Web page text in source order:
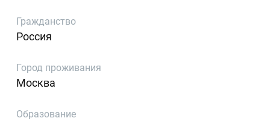
Гражданство
Россия
Город проживания
Москва
Образование